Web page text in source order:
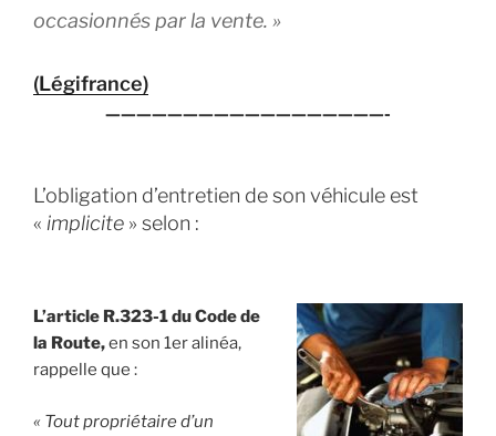
occasionnés par la vente. »
(Légifrance)
——————————————————-
L’obligation d’entretien de son véhicule est
« implicite » selon :
L’article R.323-1 du Code de
la Route,en son 1er alinéa,
rappelle que :
« Tout propriétaire d’un